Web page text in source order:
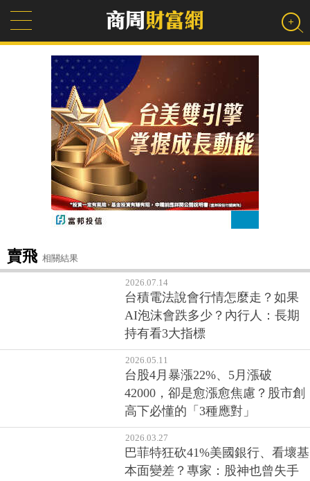
賣飛 相關結果
2026.07.14
台積電法說會行情怎麼走？如果
AI泡沫會跌多少？內行人：長期
持有看3大指標
2026.05.11
台股4月暴漲22%、5月漲破
42000，卻是愈漲愈焦慮？股市創
高下必懂的「3種應對」
2026.03.27
巴菲特狂砍41%美國銀行、看壞基
本面變差？專家：股神也曾失手